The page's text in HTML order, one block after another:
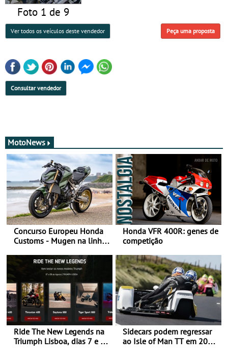
Foto 1 de 9
Ver todos os veículos deste vendedor Peça uma proposta
Consultar vendedor
MotoNews
Concurso Europeu Honda
Customs - Mugen na linha
ganhar
Honda VFR 400R: genes de
competição
Ride The New Legends na
Triumph Lisboa, dias 7 e 8
Sidecars podem regressar
ao Isle of Man TT em 2027